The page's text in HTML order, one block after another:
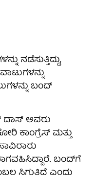
ನಡೆಸುತ್ತಿದ್ದು,
ಬಂದ್
ದಾಸ್ ಅವರು
ಕಾಂಗ್ರೆಸ್ ಮತ್ತು
ಬಂದ್‌ಗೆ